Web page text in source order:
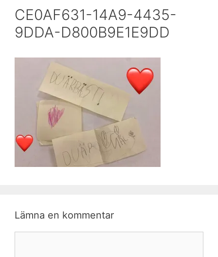
CE0AF631-14A9-4435-
9DDA-D800B9E1E9DD
Lämna en kommentar